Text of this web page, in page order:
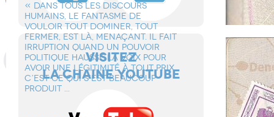
« DANS TOUS LES DISCOURS
HUMAINS, LE FANTASME DE
VOULOIR TOUT DOMINER, TOUT
FERMER, EST Là, MENAçANT. IL FAIT
IRRUPTION QUAND UN POUVOIR
POLITIQUE HAUSSE LA VOIX POUR
AVOIR UNE LéGITIMITé à TOUT PRIX.
C’EST CE QUI S’EST BEAUCOUP
PRODUIT ...
VISITEZ
LA CHAINE YOUTUBE